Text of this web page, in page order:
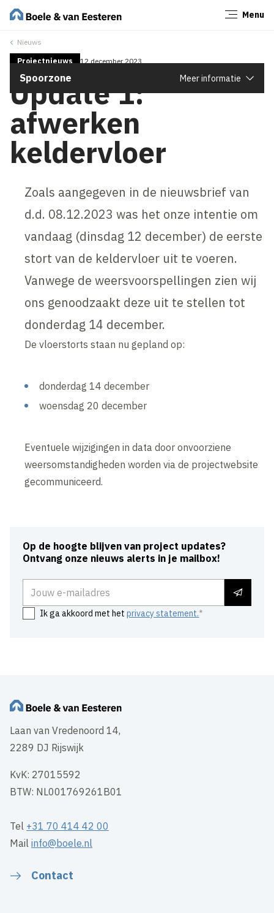
Menu
Nieuws
Spoorzone Meer informatie
Projectnieuws 12 december 2023
Update 1:
afwerken
keldervloer
Zoals aangegeven in de nieuwsbrief van
d.d. 08.12.2023 was het onze intentie om
vandaag (dinsdag 12 december) de eerste
stort van de keldervloer uit te voeren.
Vanwege de weersvoorspellingen zien wij
ons genoodzaakt deze uit te stellen tot
donderdag 14 december.
De vloerstorts staan nu gepland op:
donderdag 14 december
woensdag 20 december
Eventuele wijzigingen in data door onvoorziene
weersomstandigheden worden via de projectwebsite
gecommuniceerd.
Op de hoogte blijven van project updates?
Ontvang onze nieuws alerts in je mailbox!
Ik ga akkoord met hetprivacy statement.
Laan van Vredenoord 14,
2289 DJ Rijswijk
KvK: 27015592
BTW: NL001769261B01
Tel +31 70 414 42 00
Mailinfo@boele.nl
Contact
Sluiten